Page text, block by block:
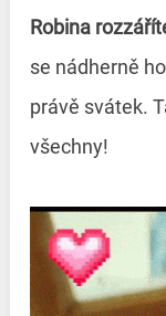
Robina
se nádherně
právě svátek.
všechny!